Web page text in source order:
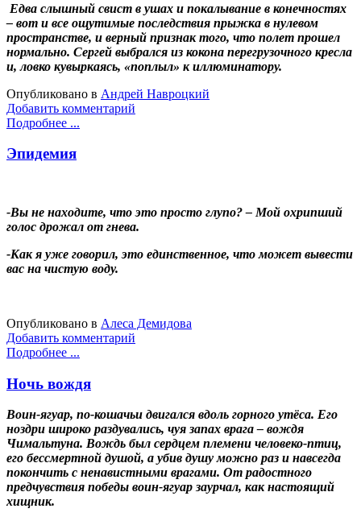
Едва слышный свист в ушах и покалывание в конечностях
– вот и все ощутимые последствия прыжка в нулевом
пространстве, и верный признак того, что полет прошел
нормально. Сергей выбрался из кокона перегрузочного кресла
и, ловко кувыркаясь, «поплыл» к иллюминатору.
Опубликовано в Андрей Навроцкий
Добавить комментарий
Подробнее ...
Эпидемия
-Вы не находите, что это просто глупо? – Мой охрипший
голос дрожал от гнева.
-Как я уже говорил, это единственное, что может вывести
вас на чистую воду.
Опубликовано в Алеса Демидова
Добавить комментарий
Подробнее ...
Ночь вождя
Воин-ягуар, по-кошачьи двигался вдоль горного утёса. Его
ноздри широко раздувались, чуя запах врага – вождя
Чимальтуна. Вождь был сердцем племени человеко-птиц,
его бессмертной душой, а убив душу можно раз и навсегда
покончить с ненавистными врагами. От радостного
предчувствия победы воин-ягуар заурчал, как настоящий
хищник.